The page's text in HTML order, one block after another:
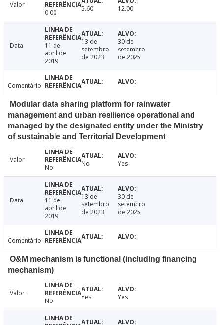
Valor
0.00
5.60 12.00
Data
11 de
abril de
2019
13 de
setembro
de 2023
30 de
setembro
de 2025
Comentário
Modular data sharing platform for rainwater
management and urban resilience operational and
managed by the designated entity under the Ministry
of sustainable and Territorial Development
Valor
No
No Yes
Data
11 de
abril de
2019
13 de
setembro
de 2023
30 de
setembro
de 2025
Comentário
O&M mechanism is functional (including financing
mechanism)
Valor
No
Yes Yes